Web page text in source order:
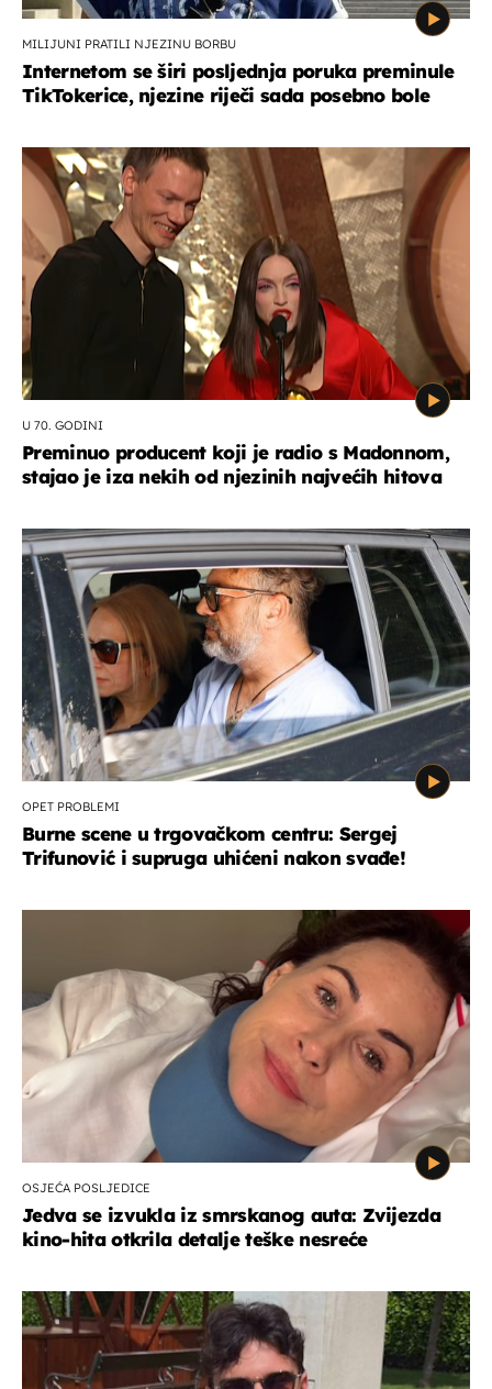
MILIJUNI PRATILI NJEZINU BORBU
Internetom se širi posljednja poruka preminule
TikTokerice, njezine riječi sada posebno bole
U 70. GODINI
Preminuo producent koji je radio s Madonnom,
stajao je iza nekih od njezinih najvećih hitova
OPET PROBLEMI
Burne scene u trgovačkom centru: Sergej
Trifunović i supruga uhićeni nakon svađe!
OSJEĆA POSLJEDICE
Jedva se izvukla iz smrskanog auta: Zvijezda
kino-hita otkrila detalje teške nesreće